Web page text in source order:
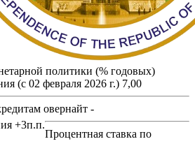
политики (% годовых)
(с 02 февраля 2026 г.) 7,00
овернайт -
+3п.п.
Процентная ставка по